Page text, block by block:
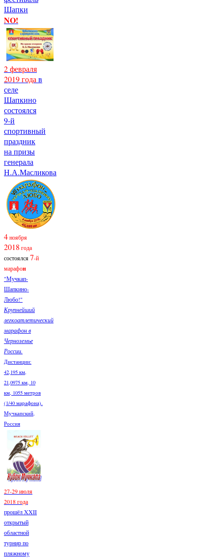
Шапки
NO!
2 февраля
2019 года в
селе
Шапкино
состоялся
9-й
спортивный
праздник
на призы
генерала
Н.А.Масликова
4ноября
2018 года
состоялся7-й
марафон
"Мучкап-
Шапкино-
Любо!"
Крупнейший
легкоатлетический
марафон в
Черноземье
России.
Дистанции:
42,195 км,
21,0975 км, 10
км, 1055 метров
(1/40 марафона).
Мучкапский,
Россия
27-29 июля
2018 года
прошёл XXII
открытый
областной
турнир по
пляжному